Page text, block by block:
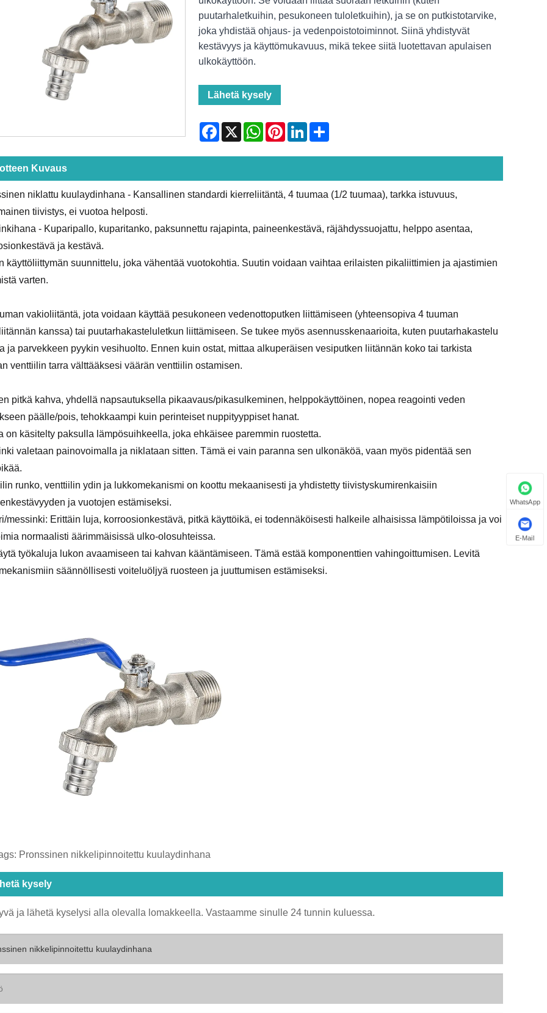
puutarhaletkuihin, pesukoneen tuloletkuihin), ja se on putkistotarvike,
joka yhdistää ohjaus- ja vedenpoistotoiminnot. Siinä yhdistyvät
kestävyys ja käyttömukavuus, mikä tekee siitä luotettavan apulaisen
ulkokäyttöön.
Lähetä kysely
Facebook
X WhatsAppPinterestLinkedInShare
Kuvaus
niklattu kuulaydinhana - Kansallinen standardi kierreliitäntä, 4 tuumaa (1/2 tuumaa), tarkka istuvuus,
tiivistys, ei vuotoa helposti.
- Kuparipallo, kuparitanko, paksunnettu rajapinta, paineenkestävä, räjähdyssuojattu, helppo asentaa,
ja kestävä.
käyttöliittymän suunnittelu, joka vähentää vuotokohtia. Suutin voidaan vaihtaa erilaisten pikaliittimien ja ajastimien
varten.
vakioliitäntä, jota voidaan käyttää pesukoneen vedenottoputken liittämiseen (yhteensopiva 4 tuuman
kanssa) tai puutarhakasteluletkun liittämiseen. Se tukee myös asennusskenaarioita, kuten puutarhakastelu
ja parvekkeen pyykin vesihuolto. Ennen kuin ostat, mittaa alkuperäisen vesiputken liitännän koko tai tarkista
venttiilin tarra välttääksesi väärän venttiilin ostamisen.
pitkä kahva, yhdellä napsautuksella pikaavaus/pikasulkeminen, helppokäyttöinen, nopea reagointi veden
päälle/pois, tehokkaampi kuin perinteiset nuppityyppiset hanat.
on käsitelty paksulla lämpösuihkeella, joka ehkäisee paremmin ruostetta.
valetaan painovoimalla ja niklataan sitten. Tämä ei vain paranna sen ulkonäköä, vaan myös pidentää sen
runko, venttiilin ydin ja lukkomekanismi on koottu mekaanisesti ja yhdistetty tiivistyskumirenkaisiin
ja vuotojen estämiseksi.
messinki: Erittäin luja, korroosionkestävä, pitkä käyttöikä, ei todennäköisesti halkeile alhaisissa lämpötiloissa ja voi
normaalisti äärimmäisissä ulko-olosuhteissa.
työkaluja lukon avaamiseen tai kahvan kääntämiseen. Tämä estää komponenttien vahingoittumisen. Levitä
säännöllisesti voiteluöljyä ruosteen ja juuttumisen estämiseksi.
Pronssinen nikkelipinnoitettu kuulaydinhana
kysely
ja lähetä kyselysi alla olevalla lomakkeella. Vastaamme sinulle 24 tunnin kuluessa.
WhatsApp
E-Mail